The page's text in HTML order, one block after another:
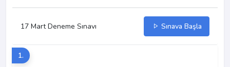
17 Mart Deneme Sınavı Sınava Başla
1.